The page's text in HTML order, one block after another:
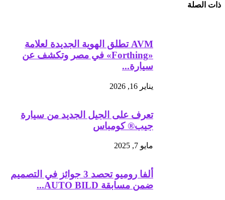
ذات الصلة
AVM تطلق الهوية الجديدة لعلامة
«Forthing» في مصر وتكشف عن
سيارة...
يناير 16, 2026
تعرف على الجيل الجديد من سيارة
جيب®️ كومباس
مايو 7, 2025
ألفا روميو تحصد 3 جوائز في التصميم
ضمن مسابقة AUTO BILD...